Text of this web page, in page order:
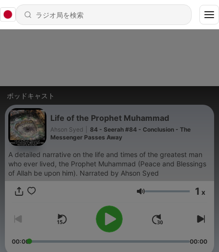
ポッドキャスト
Life of the Prophet Muhammad
Ahson Syed
84 - Seerah #84 - Conclusion - The
Messenger Passes Away
A detailed narrative on the life and times of the greatest man
who ever lived, the Prophet Muhammad (Peace and Blessings
of Allah be upon him). Narrated by Ahson Syed
音量 1 x
00:00 00:00